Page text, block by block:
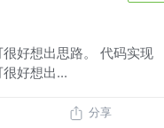
好想出思路。 代码实现
好想出...
分享